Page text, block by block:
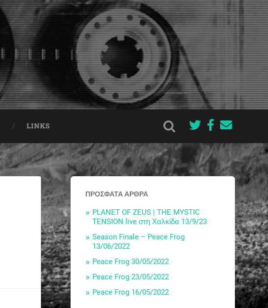
LINKS
ΠΡΌΣΦΑΤΑ ΆΡΘΡΑ
PLANET OF ZEUS | THE MYSTIC
TENSION live στη Χαλκίδα 13/9/23
Season Finale – Peace Frog
13/06/2022
Peace Frog 30/05/2022
Peace Frog 23/05/2022
Peace Frog 16/05/2022